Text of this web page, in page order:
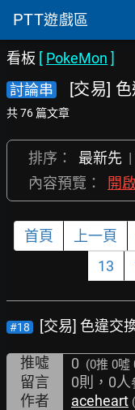
PTT遊戲區
看板 [ PokeMon ]
討論串
[交易]
共 76 篇文章
排序： 最新先 |
內容預覽：
開
首頁 上一頁
13
#18 [交易] 色違交
推噓 0 (0推 0
留言 0則，0人
作者 aceheart